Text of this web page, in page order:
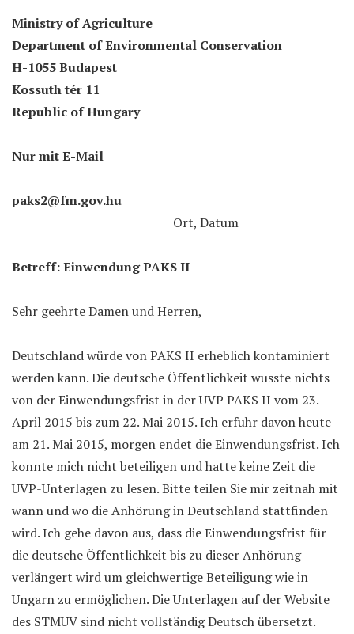
Ministry of Agriculture
Department of Environmental Conservation
H-1055 Budapest
Kossuth tér 11
Republic of Hungary
Nur mit E-Mail
paks2@fm.gov.hu
Ort, Datum
Betreff: Einwendung PAKS II
Sehr geehrte Damen und Herren,
Deutschland würde von PAKS II erheblich kontaminiert
werden kann. Die deutsche Öffentlichkeit wusste nichts
von der Einwendungsfrist in der UVP PAKS II vom 23.
April 2015 bis zum 22. Mai 2015. Ich erfuhr davon heute
am 21. Mai 2015, morgen endet die Einwendungsfrist. Ich
konnte mich nicht beteiligen und hatte keine Zeit die
UVP-Unterlagen zu lesen. Bitte teilen Sie mir zeitnah mit
wann und wo die Anhörung in Deutschland stattfinden
wird. Ich gehe davon aus, dass die Einwendungsfrist für
die deutsche Öffentlichkeit bis zu dieser Anhörung
verlängert wird um gleichwertige Beteiligung wie in
Ungarn zu ermöglichen. Die Unterlagen auf der Website
des STMUV sind nicht vollständig Deutsch übersetzt.